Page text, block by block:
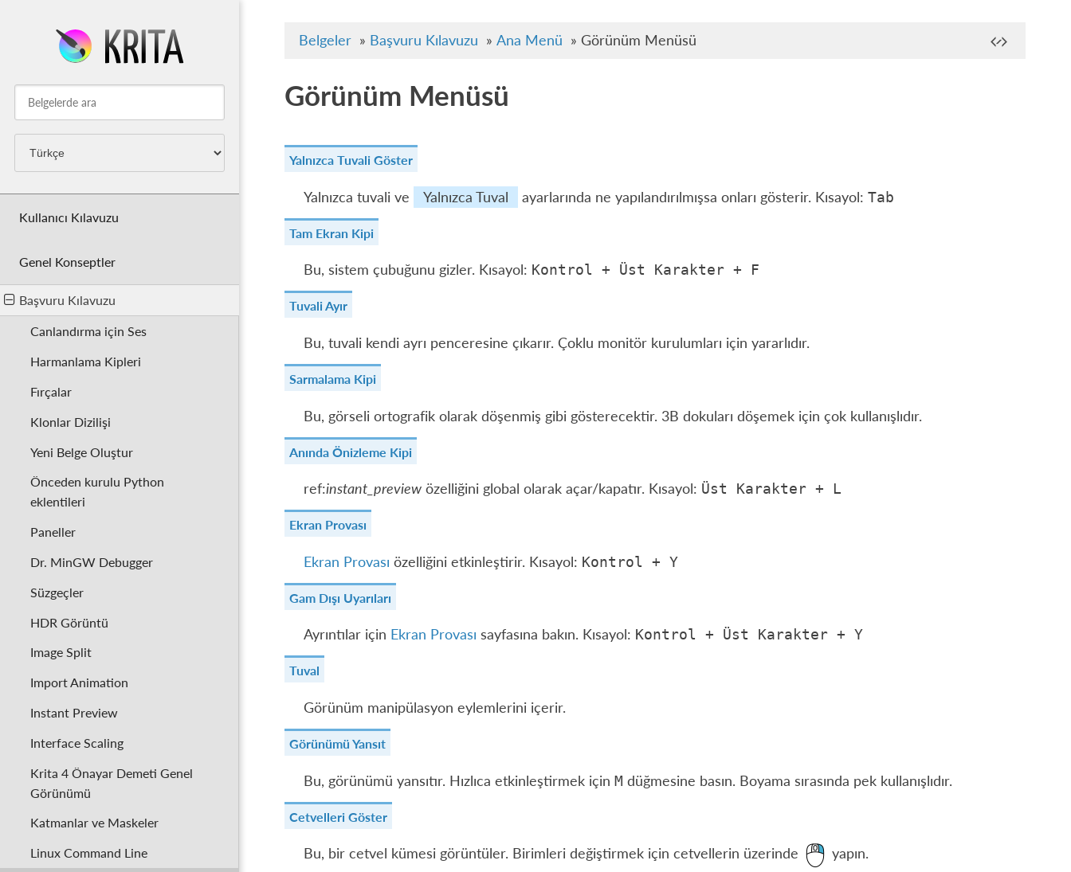
Kullanıcı Kılavuzu
Genel Konseptler
Başvuru Kılavuzu
Canlandırma için Ses
Harmanlama Kipleri
Fırçalar
Klonlar Dizilişi
Yeni Belge Oluştur
Önceden kurulu Python
eklentileri
Paneller
Dr. MinGW Debugger
Süzgeçler
HDR Görüntü
Image Split
Import Animation
Instant Preview
Interface Scaling
Krita 4 Önayar Demeti Genel
Görünümü
Katmanlar ve Maskeler
Linux Command Line
Belgeler » Başvuru Kılavuzu » Ana Menü » Görünüm Menüsü
Görünüm Menüsü
Yalnızca Tuvali Göster
Yalnızca tuvali ve Yalnızca Tuval ayarlarında ne yapılandırılmışsa onları gösterir. Kısayol: Tab
Tam Ekran Kipi
Bu, sistem çubuğunu gizler. Kısayol: Kontrol + Üst Karakter + F
Tuvali Ayır
Bu, tuvali kendi ayrı penceresine çıkarır. Çoklu monitör kurulumları için yararlıdır.
Sarmalama Kipi
Bu, görseli ortografik olarak döşenmiş gibi gösterecektir. 3B dokuları döşemek için çok kullanışlıdır.
Anında Önizleme Kipi
ref:instant_previewözelliğini global olarak açar/kapatır. Kısayol: Üst Karakter + L
Ekran Provası
Ekran Provası özelliğini etkinleştirir. Kısayol: Kontrol + Y
Gam Dışı Uyarıları
Ayrıntılar için Ekran Provası sayfasına bakın. Kısayol: Kontrol + Üst Karakter + Y
Tuval
Görünüm manipülasyon eylemlerini içerir.
Görünümü Yansıt
Bu, görünümü yansıtır. Hızlıca etkinleştirmek için M düğmesine basın. Boyama sırasında pek kullanışlıdır.
Cetvelleri Göster
Bu, bir cetvel kümesi görüntüler. Birimleri değiştirmek için cetvellerin üzerinde yapın.